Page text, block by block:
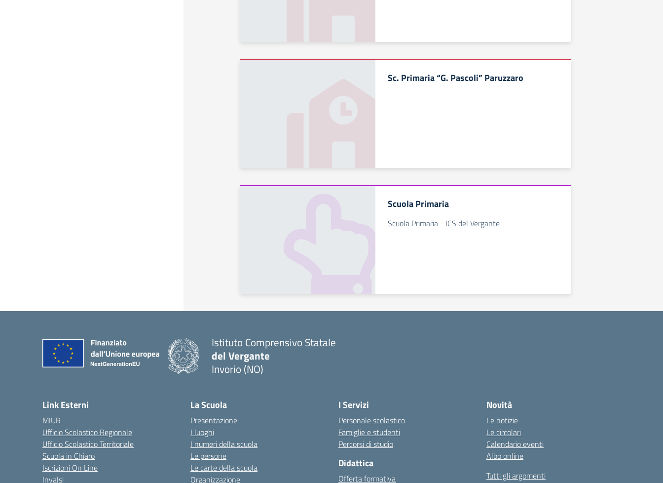
Sc. Primaria “G. Pascoli” Paruzzaro
Scuola Primaria
Scuola Primaria - ICS del Vergante
Istituto Comprensivo Statale
del Vergante
Invorio (NO)
Link Esterni
MIUR
Ufficio Scolastico Regionale
Ufficio Scolastico Territoriale
Scuola in Chiaro
Iscrizioni On Line
Invalsi
La Scuola
Presentazione
I luoghi
I numeri della scuola
Le persone
Le carte della scuola
Organizzazione
I Servizi
Personale scolastico
Famiglie e studenti
Percorsi di studio
Didattica
Offerta formativa
Novità
Le notizie
Le circolari
Calendario eventi
Albo online
Tutti gli argomenti